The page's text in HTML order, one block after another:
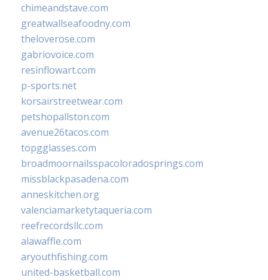
chimeandstave.com
greatwallseafoodny.com
theloverose.com
gabriovoice.com
resinflowart.com
p-sports.net
korsairstreetwear.com
petshopallston.com
avenue26tacos.com
topgglasses.com
broadmoornailsspacoloradosprings.com
missblackpasadena.com
anneskitchen.org
valenciamarketytaqueria.com
reefrecordsllc.com
alawaffle.com
aryouthfishing.com
united-basketball.com